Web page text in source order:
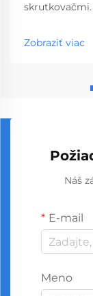
nástrojov,
stavebninami
Zobraziť viac
Náš
E-mail
Meno